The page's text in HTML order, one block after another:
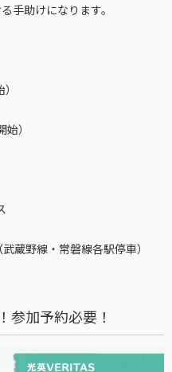
手助けになります。
）
蔵野線・常磐線各駅停車）
参加予約必要！